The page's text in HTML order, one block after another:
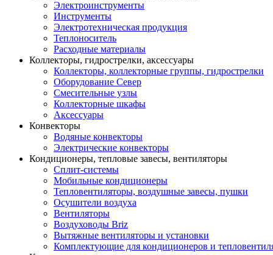
Электроинструменты
Инструменты
Электротехническая продукция
Теплоноситель
Расходные материалы
Коллекторы, гидрострелки, аксессуары
Коллекторы, коллекторные группы, гидрострелки
Оборудование Север
Смесительные узлы
Коллекторные шкафы
Аксессуары
Конвекторы
Водяные конвекторы
Электрические конвекторы
Кондиционеры, тепловые завесы, вентиляторы
Сплит-системы
Мобильные кондиционеры
Тепловентиляторы, воздушные завесы, пушки
Осушители воздуха
Вентиляторы
Воздуховоды Briz
Вытяжные вентиляторы и установки
Комплектующие для кондиционеров и